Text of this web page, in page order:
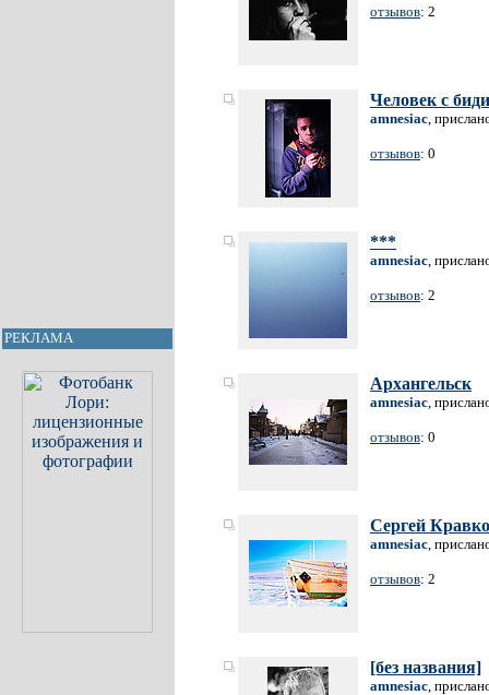
РЕКЛАМА
отзывов: 2
Человек с биди
amnesiac,
отзывов: 0
***
amnesiac,
отзывов: 2
Архангельск
amnesiac,
отзывов: 0
Сергей
amnesiac,
отзывов: 2
[без названия]
amnesiac,